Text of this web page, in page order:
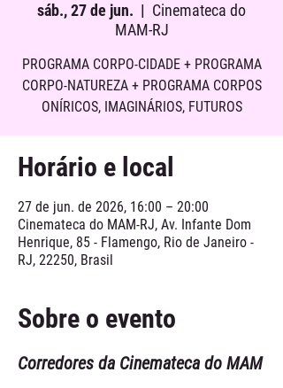
sáb., 27 de jun.
  |
Cinemateca do
MAM-RJ
PROGRAMA CORPO-CIDADE + PROGRAMA
CORPO-NATUREZA + PROGRAMA CORPOS
ONÍRICOS, IMAGINÁRIOS, FUTUROS
Horário e local
27 de jun. de 2026, 16:00 – 20:00
Cinemateca do MAM-RJ, Av. Infante Dom
Henrique, 85 - Flamengo, Rio de Janeiro -
RJ, 22250, Brasil
Sobre o evento
Corredores da Cinemateca do MAM